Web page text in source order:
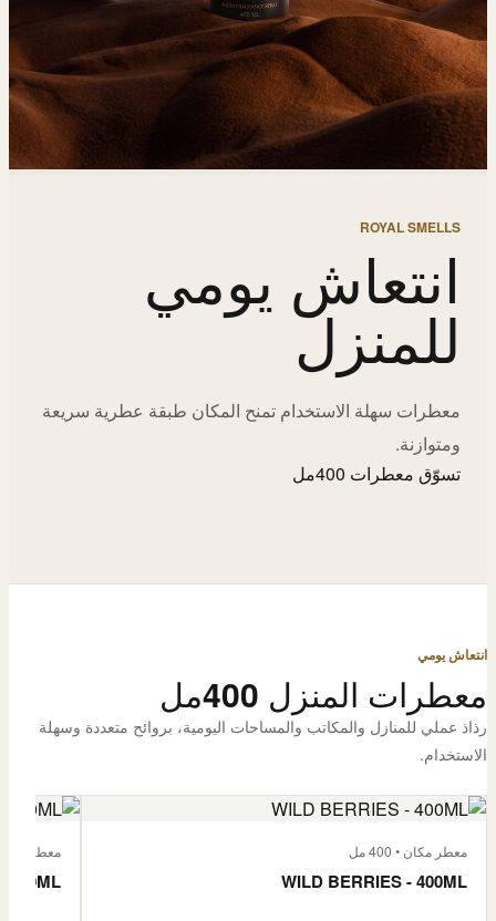
ROYAL SMELLS
انتعاش يومي
للمنزل
معطرات سهلة الاستخدام تمنح المكان طبقة عطرية سريعة
ومتوازنة.
تسوّق معطرات 400مل
انتعاش يومي
معطرات المنزل 400مل
رذاذ عملي للمنازل والمكاتب والمساحات اليومية، بروائح متعددة وسهلة
الاستخدام.
معطر مكان • 400 مل
WILD BERRIES - 400ML
معطر مكان •
400ML